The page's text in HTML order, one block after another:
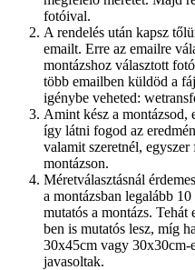
fotóival.
A rendelés után kapsz
emailt. Erre az emailre
montázshoz választott
több emailben küldöd a
igénybe veheted:
Amint kész a montázsod,
így látni fogod az
valamit szeretnél,
montázson.
Méretválasztásnál
a montázsban legalább
mutatós a montázs.
ben is mutatós lesz, míg
30x45cm vagy 30x30cm-
javasoltak.